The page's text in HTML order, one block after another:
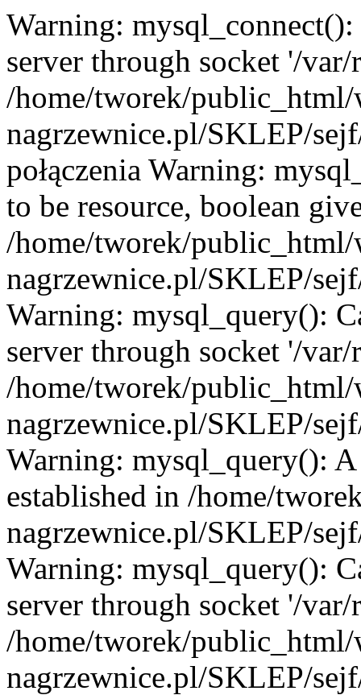
Warning:
server through socket '/
/home/tworek/public_html/
nagrzewnice.pl/SKLEP/
połączenia Warning:
to be resource, boolean
/home/tworek/public_html/
nagrzewnice.pl/SKLEP/
Warning: mysql_query():
server through socket '/
/home/tworek/public_html/
nagrzewnice.pl/SKLEP/
Warning: mysql_query():
established in /home/
nagrzewnice.pl/SKLEP/
Warning: mysql_query():
server through socket '/
/home/tworek/public_html/
nagrzewnice.pl/SKLEP/